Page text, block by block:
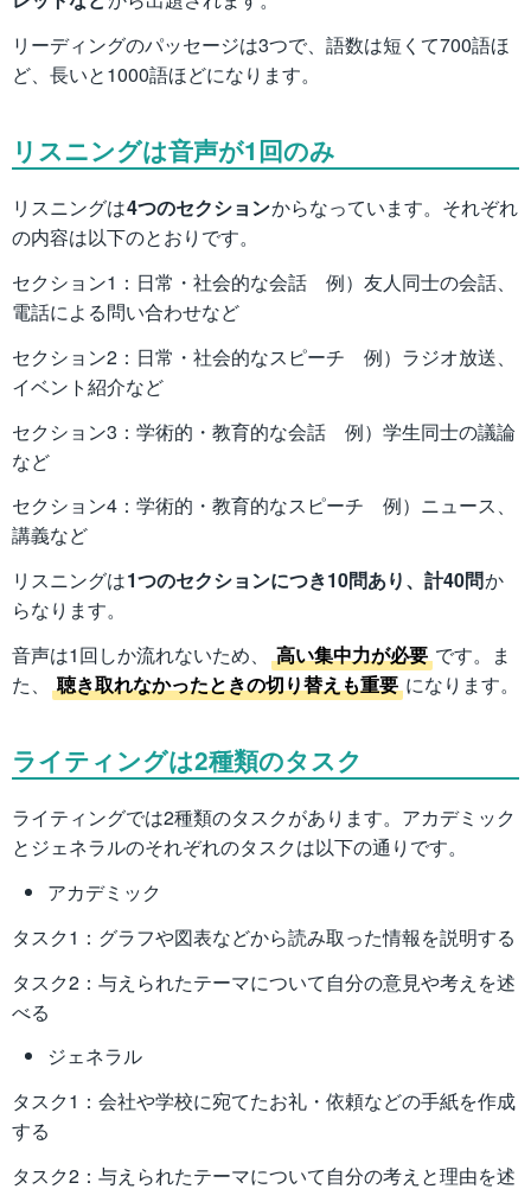
リーディングのパッセージは3つで、語数は短くて700語ほ
ど、長いと1000語ほどになります。
リスニングは音声が1回のみ
リスニングは4つのセクションからなっています。それぞれ
の内容は以下のとおりです。
セクション1：日常・社会的な会話 例）友人同士の会話、
電話による問い合わせなど
セクション2：日常・社会的なスピーチ 例）ラジオ放送、
イベント紹介など
セクション3：学術的・教育的な会話 例）学生同士の議論
など
セクション4：学術的・教育的なスピーチ 例）ニュース、
講義など
リスニングは1つのセクションにつき10問あり、計40問か
らなります。
音声は1回しか流れないため、
高い集中力が必要 です。ま
た、
聴き取れなかったときの切り替えも重要 になります。
ライティングは2種類のタスク
ライティングでは2種類のタスクがあります。アカデミック
とジェネラルのそれぞれのタスクは以下の通りです。
アカデミック
タスク1：グラフや図表などから読み取った情報を説明する
タスク2：与えられたテーマについて自分の意見や考えを述
べる
ジェネラル
タスク1：会社や学校に宛てたお礼・依頼などの手紙を作成
する
タスク2：与えられたテーマについて自分の考えと理由を述